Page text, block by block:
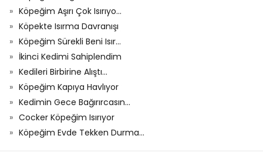
Köpeğim Aşırı Çok Isırıyo...
Köpekte Isırma Davranışı
Köpeğim Sürekli Beni Isır...
İkinci Kedimi Sahiplendim
Kedileri Birbirine Alıştı...
Köpeğim Kapıya Havlıyor
Kedimin Gece Bağırırcasın...
Cocker Köpeğim Isırıyor
Köpeğim Evde Tekken Durma...